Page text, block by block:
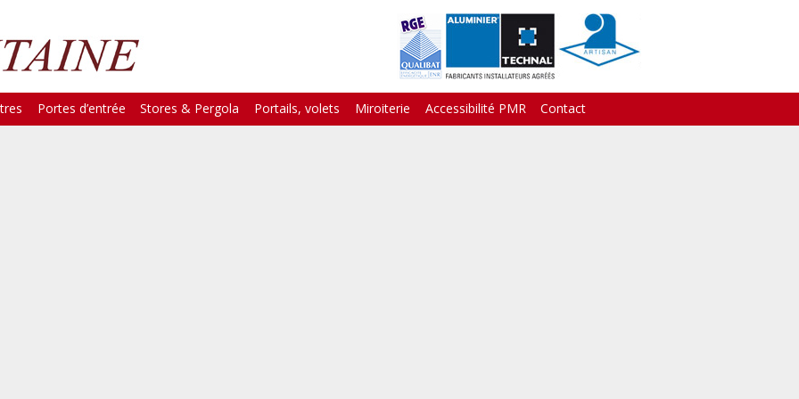
Portes d’entrée Stores & Pergola Portails, volets Miroiterie Accessibilité PMR Contact